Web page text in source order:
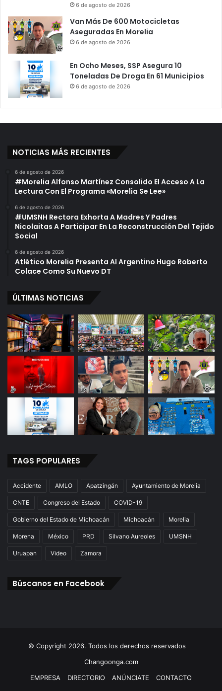
6 de agosto de 2026
Van Más De 600 Motocicletas
Aseguradas En Morelia
6 de agosto de 2026
En Ocho Meses, SSP Asegura 10
Toneladas De Droga En 61 Municipios
6 de agosto de 2026
NOTICIAS MÁS RECIENTES
6 de agosto de 2026
#Morelia Alfonso Martínez Consolido El Acceso A La
Lectura Con El Programa «Morelia Se Lee»
6 de agosto de 2026
#UMSNH Rectora Exhorta A Madres Y Padres
Nicolaitas A Participar En La Reconstrucción Del Tejido
Social
6 de agosto de 2026
Atlético Morelia Presenta Al Argentino Hugo Roberto
Colace Como Su Nuevo DT
ÚLTIMAS NOTICIAS
TAGS POPULARES
Accidente AMLO Apatzingán Ayuntamiento de Morelia
CNTE Congreso del Estado COVID-19
Gobierno del Estado de Michoacán Michoacán Morelia
Morena México PRD Silvano Aureoles UMSNH
Uruapan Video Zamora
Búscanos en Facebook
© Copyright 2026. Todos los derechos reservados
Changoonga.com
EMPRESA
DIRECTORIO ANÚNCIATE CONTACTO